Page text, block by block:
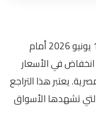
تراجع سعر اليورو اليوم الأحد 14 يونيو 2026 أمام
في الأسعار
يعتبر هذا التراجع
تشهدها الأسواق